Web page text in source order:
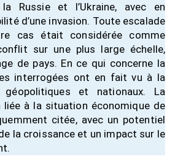
Russie et l’Ukraine, avec en
d’une invasion. Toute escalade
cas était considérée comme
sur une plus large échelle,
de pays. En ce qui concerne la
interrogées ont en fait vu à la
et nationaux. La
liée à la situation économique de
citée, avec un potentiel
la croissance et un impact sur le